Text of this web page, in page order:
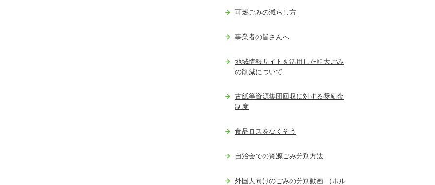
可燃ごみの減らし方
事業者の皆さんへ
地域情報サイトを活用した粗大ごみ
の削減について
古紙等資源集団回収に対する奨励金
制度
食品ロスをなくそう
自治会での資源ごみ分別方法
外国人向けのごみの分別動画 （ポル